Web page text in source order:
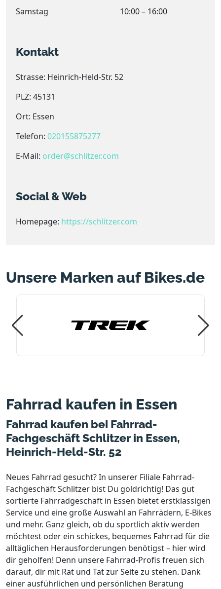
Samstag
10:00 – 16:00
Kontakt
Strasse: Heinrich-Held-Str. 52
PLZ: 45131
Ort: Essen
Telefon: 020155875277
E-Mail: order@schlitzer.com
Social & Web
Homepage: https://schlitzer.com
Unsere Marken auf Bikes.de
Fahrrad kaufen in Essen
Fahrrad kaufen bei Fahrrad-
Fachgeschäft Schlitzer in Essen,
Heinrich-Held-Str. 52
Neues Fahrrad gesucht? In unserer Filiale Fahrrad-
Fachgeschäft Schlitzer bist Du goldrichtig! Das gut
sortierte Fahrradgeschäft in Essen bietet erstklassigen
Service und eine große Auswahl an Fahrrädern, E-Bikes
und mehr. Ganz gleich, ob du sportlich aktiv werden
möchtest oder ein schickes, bequemes Fahrrad für die
alltäglichen Herausforderungen benötigst – hier wird
dir geholfen! Denn unsere Fahrrad-Profis freuen sich
darauf, dir mit Rat und Tat zur Seite zu stehen. Dank
einer ausführlichen und persönlichen Beratung